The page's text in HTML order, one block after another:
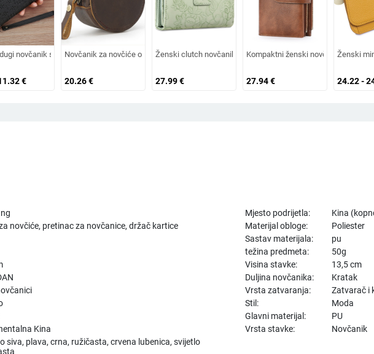
s cvjetnim uzorkom, ultralegki, dvostruki preklop
novčanik s dvostrukim zatvaračem, umjetna koža, horizontalni oblik, geometrijski uzorak, PU podstava
€
Novčanik za novčiće od top-grain kože, kutija za nakit, ženski vintage Crazy Horse koža,
20.26€
Ženski clutch novčanik s cvjetnim uzorkom, PU koža,
27.99€
Kompaktni ženski novčanik RFID,
27.94€
Ženski
24.22 -
Mjesto podrijetla:
Kina
novčiće, pretinac za novčanice, držač kartice Materijal obloge:
Poliester
Sastav materijala:
pu
težina predmeta:
50g
Visina stavke:
13,5 cm
Duljina novčanika:
Kratak
Vrsta zatvaranja:
Zatvarač i
Stil:
Moda
Glavni materijal:
PU
Kina Vrsta stavke: Novčanik
siva, plava, crna, ružičasta, crvena lubenica, svijetlo